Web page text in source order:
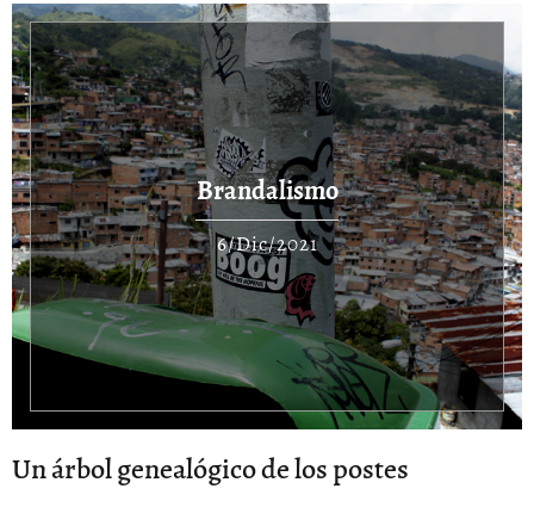
Brandalismo
6/Dic/2021
Un árbol genealógico de los postes